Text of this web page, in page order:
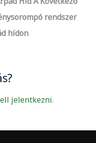
rendszer
hídon
jelentkezni.